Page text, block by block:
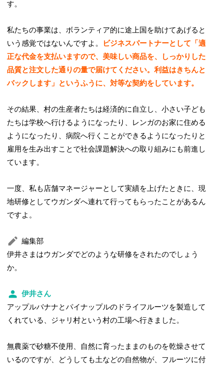
す。
私たちの事業は、ボランティア的に途上国を助けてあげると
いう感覚ではないんですよ。
ビジネスパートナーとして「適
正な代金を支払いますので、美味しい商品を、しっかりした
品質と注文した通りの量で届けてください。利益はきちんと
バックします」というふうに、対等な契約をしています。
その結果、村の生産者たちは経済的に自立し、小さい子ども
たちは学校へ行けるようになったり、レンガのお家に住める
ようになったり、病院へ行くことができるようになったりと
雇用を生み出すことで社会課題解決への取り組みにも前進し
ています。
一度、私も店舗マネージャーとして実績を上げたときに、現
地研修としてウガンダへ連れて行ってもらったことがあるん
ですよ。
編集部
伊井さまはウガンダでどのような研修をされたのでしょう
か。
伊井さん
アップルバナナとパイナップルのドライフルーツを製造して
くれている、ジャリ村という村の工場へ行きました。
無農薬で砂糖不使用、自然に育ったままのものを乾燥させて
いるのですが、どうしても土などの自然物が、フルーツに付